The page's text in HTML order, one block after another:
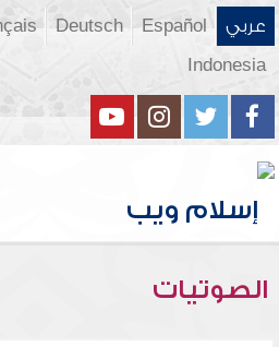
عربي Español
Deutsch
Indonesia
الصوتيات